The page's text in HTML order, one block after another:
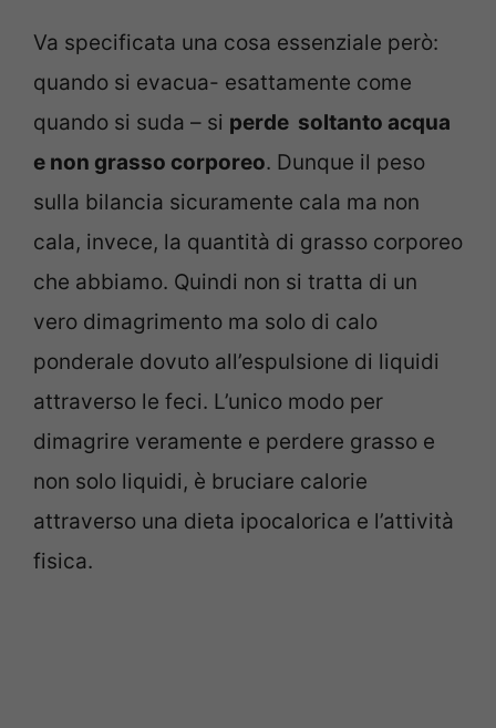
Va specificata una cosa essenziale però:
quando si evacua- esattamente come
quando si suda – si perde soltanto acqua
e non grasso corporeo. Dunque il peso
sulla bilancia sicuramente cala ma non
cala, invece, la quantità di grasso corporeo
che abbiamo. Quindi non si tratta di un
vero dimagrimento ma solo di calo
ponderale dovuto all’espulsione di liquidi
attraverso le feci. L’unico modo per
dimagrire veramente e perdere grasso e
non solo liquidi, è bruciare calorie
attraverso una dieta ipocalorica e l’attività
fisica.